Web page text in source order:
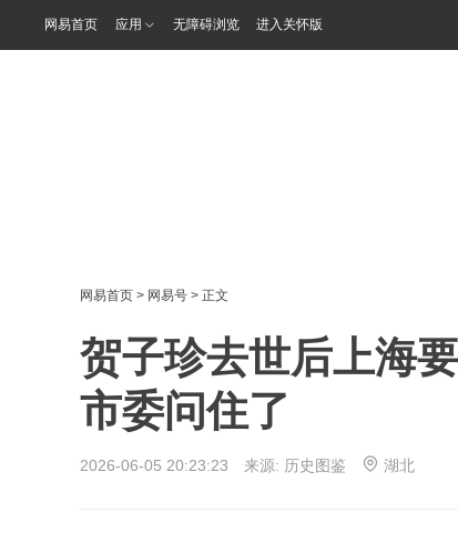
网易首页 应用 无障碍浏览 进入关怀版
网易首页 > 网易号 > 正文
贺子珍去世后上海
市委问住了
2026-06-05 20:23:23 来源: 历史图鉴 湖北